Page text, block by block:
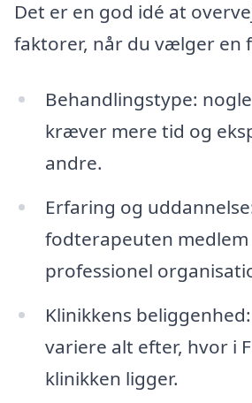
Det er en god idé at
faktorer, når du vælger en
Behandlingstype:
kræver mere tid og
andre.
Erfaring og
fodterapeuten medlem
professionel
Klinikkens
variere alt efter, hvor i
klinikken ligger.